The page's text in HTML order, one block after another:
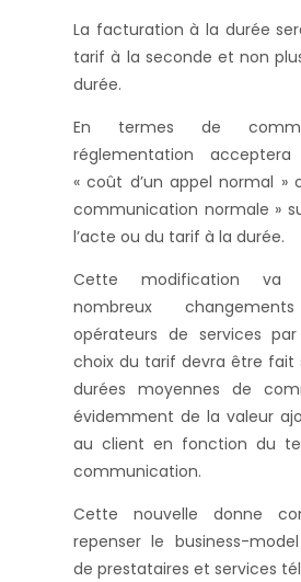
La facturation à la durée
tarif à la seconde et non
durée.
En termes de
réglementation
« coût d’un appel normal »
communication normale »
l’acte ou du tarif à la durée.
Cette modification va
nombreux
opérateurs de services
choix du tarif devra être fait
durées moyennes de
évidemment de la valeur
au client en fonction du
communication.
Cette nouvelle donne
repenser le business-
de prestataires et services